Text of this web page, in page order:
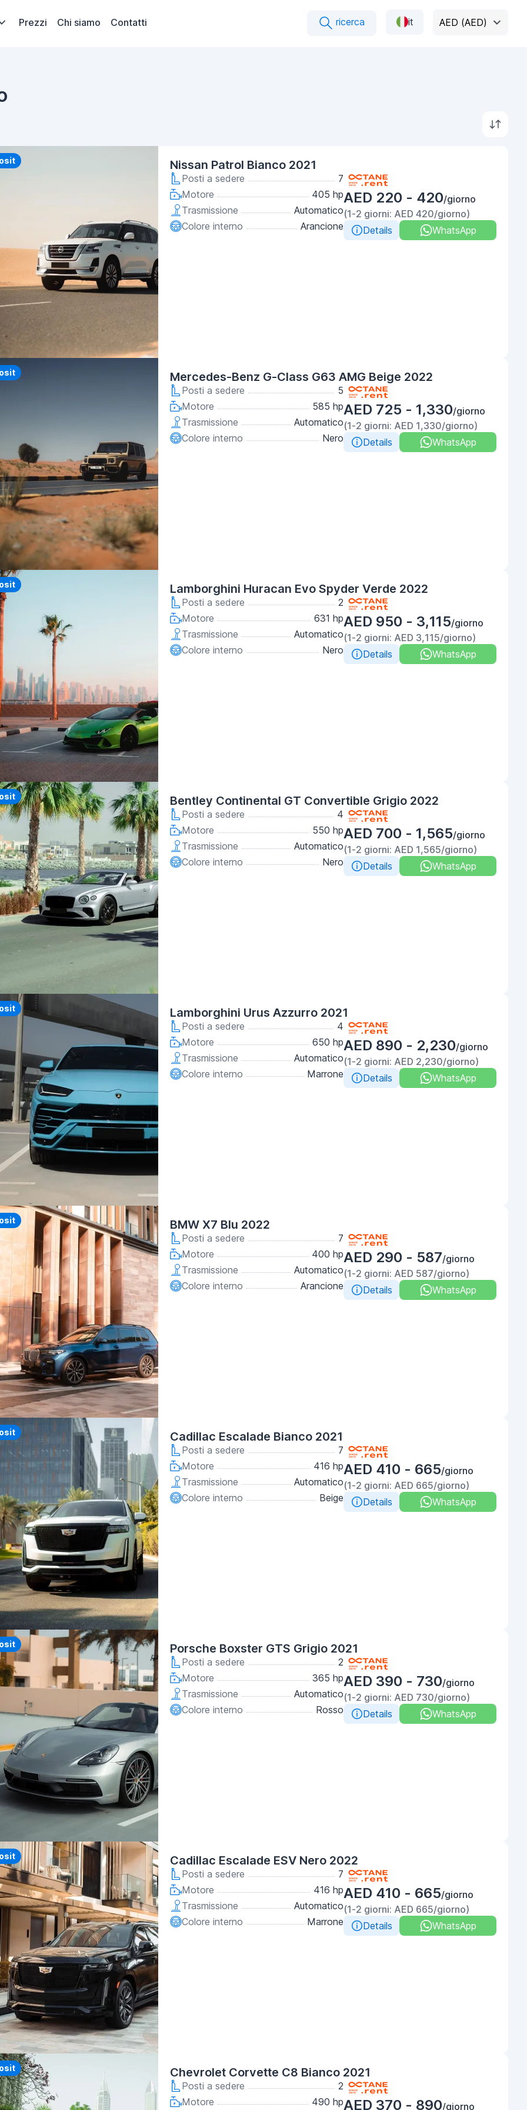
Prezzi Chi siamo Contatti ricerca it AED (AED)
Nissan Patrol Bianco 2021
Posti a sedere
7
Motore
405 hp
Trasmissione
Automatico
Colore interno
Arancione
AED 220 - 420/giorno
(1-2 giorni: AED 420/giorno)
Details
WhatsApp
Mercedes-Benz G-Class G63 AMG Beige 2022
Posti a sedere
5
Motore
585 hp
Trasmissione
Automatico
Colore interno
Nero
AED 725 - 1,330/giorno
(1-2 giorni: AED 1,330/giorno)
Details
WhatsApp
Lamborghini Huracan Evo Spyder Verde 2022
Posti a sedere
2
Motore
631 hp
Trasmissione
Automatico
Colore interno
Nero
AED 950 - 3,115/giorno
(1-2 giorni: AED 3,115/giorno)
Details
WhatsApp
Bentley Continental GT Convertible Grigio 2022
Posti a sedere
4
Motore
550 hp
Trasmissione
Automatico
Colore interno
Nero
AED 700 - 1,565/giorno
(1-2 giorni: AED 1,565/giorno)
Details
WhatsApp
Lamborghini Urus Azzurro 2021
Posti a sedere
4
Motore
650 hp
Trasmissione
Automatico
Colore interno
Marrone
AED 890 - 2,230/giorno
(1-2 giorni: AED 2,230/giorno)
Details
WhatsApp
BMW X7 Blu 2022
Posti a sedere
7
Motore
400 hp
Trasmissione
Automatico
Colore interno
Arancione
AED 290 - 587/giorno
(1-2 giorni: AED 587/giorno)
Details
WhatsApp
Cadillac Escalade Bianco 2021
Posti a sedere
7
Motore
416 hp
Trasmissione
Automatico
Colore interno
Beige
AED 410 - 665/giorno
(1-2 giorni: AED 665/giorno)
Details
WhatsApp
Porsche Boxster GTS Grigio 2021
Posti a sedere
2
Motore
365 hp
Trasmissione
Automatico
Colore interno
Rosso
AED 390 - 730/giorno
(1-2 giorni: AED 730/giorno)
Details
WhatsApp
Cadillac Escalade ESV Nero 2022
Posti a sedere
7
Motore
416 hp
Trasmissione
Automatico
Colore interno
Marrone
AED 410 - 665/giorno
(1-2 giorni: AED 665/giorno)
Details
WhatsApp
Chevrolet Corvette C8 Bianco 2021
Posti a sedere
2
Motore
490 hpAED 370 - 890/giorno